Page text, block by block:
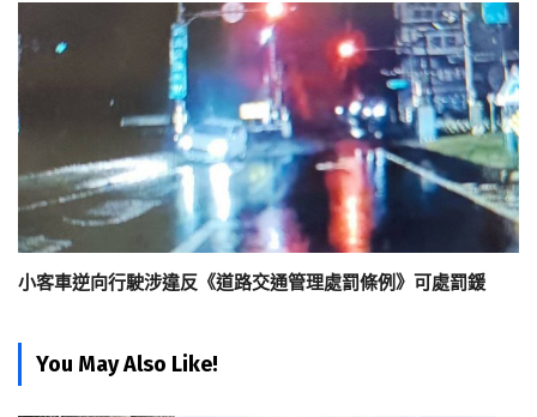
小客車逆向行駛涉違反《道路交通管理處罰條例》可處罰鍰
You May Also Like!